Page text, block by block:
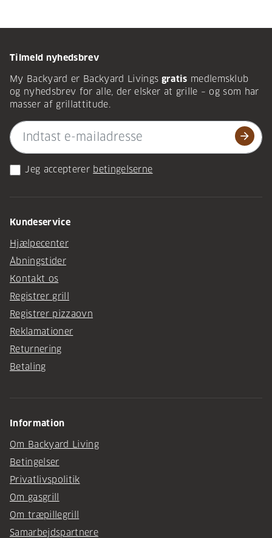
Tilmeld nyhedsbrev
My Backyard er Backyard Livings gratis medlemsklub
og nyhedsbrev for alle, der elsker at grille – og som har
masser af grillattitude.
arrow_forward
Jeg accepterer betingelserne
Kundeservice
Hjælpecenter
Åbningstider
Kontakt os
Registrer grill
Registrer pizzaovn
Reklamationer
Returnering
Betaling
Information
Om Backyard Living
Betingelser
Privatlivspolitik
Om gasgrill
Om træpillegrill
Samarbejdspartnere